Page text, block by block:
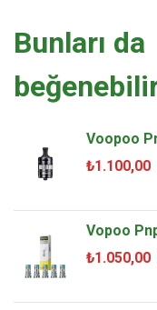
Bunları da
Voopoo
₺1.100,00
Vopoo
₺1.050,00